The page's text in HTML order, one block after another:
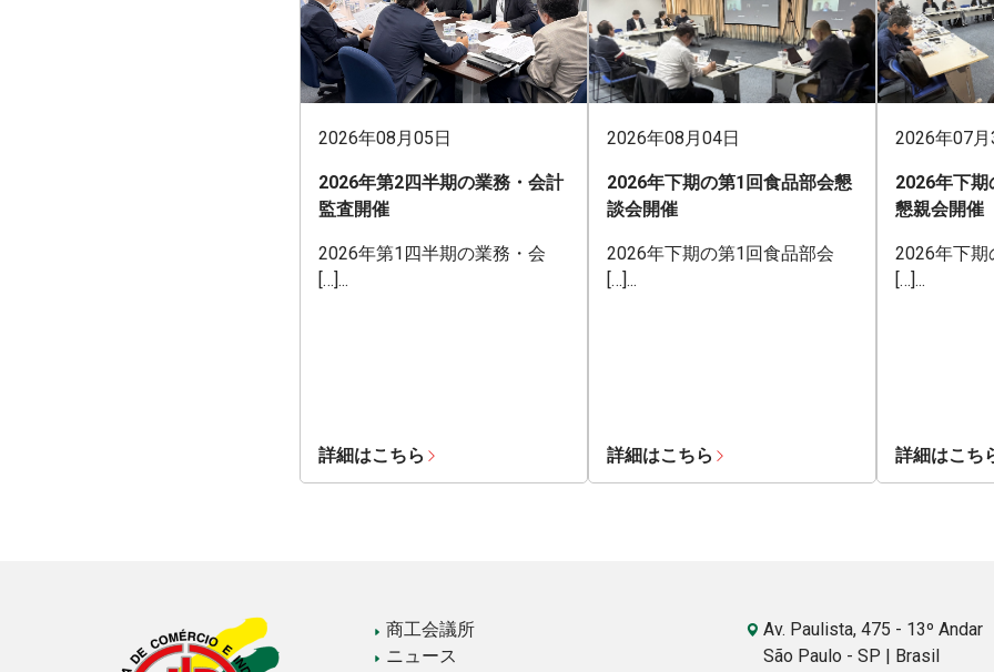
2026年08月05日
2026年第2四半期の業務・会計
監査開催
2026年第1四半期の業務・会
[…]...
詳細はこちら
2026年08月04日
2026年下期の第1回食品部会懇
談会開催
2026年下期の第1回食品部会
[…]...
詳細はこちら
2026年07
2026年下
懇親会開催
2026年下期
[…]...
詳細はこち
商工会議所
ニュース
Av. Paulista, 475 - 13º Andar
São Paulo - SP | Brasil